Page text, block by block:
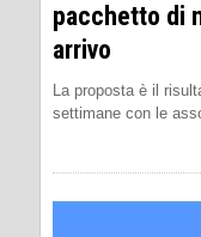
pacchetto di
arrivo
La proposta è il
settimane con le